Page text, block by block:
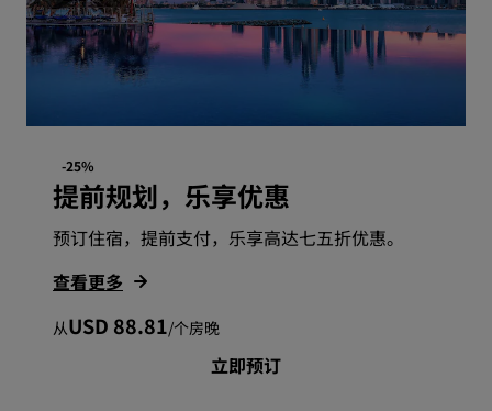
-25%
提前规划，乐享优惠
预订住宿，提前支付，乐享高达七五折优惠。
查看更多
从USD 88.81/个房晚
立即预订